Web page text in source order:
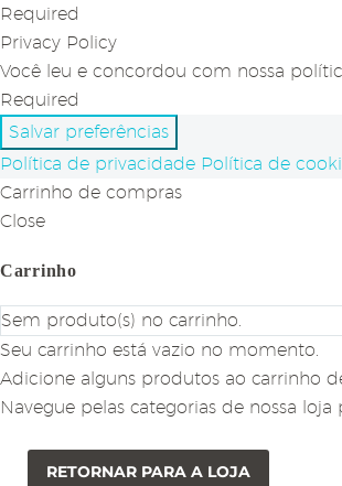
Required
Privacy Policy
Você leu e concordou com nossa
Required
Salvar preferências
Política de privacidade Política de
Carrinho de compras
Close
Carrinho
Sem produto(s) no carrinho.
Seu carrinho está vazio no momento.
Adicione alguns produtos ao carrinho
Navegue pelas categorias de nossa
RETORNAR PARA A LOJA